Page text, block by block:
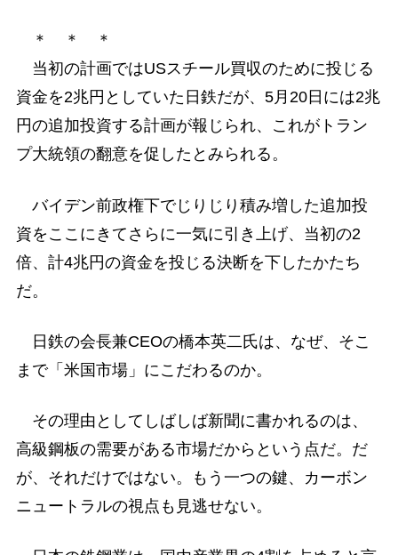
＊ ＊ ＊
当初の計画ではUSスチール買収のために投じる
資金を2兆円としていた日鉄だが、5月20日には2兆
円の追加投資する計画が報じられ、これがトラン
プ大統領の翻意を促したとみられる。
バイデン前政権下でじりじり積み増した追加投
資をここにきてさらに一気に引き上げ、当初の2
倍、計4兆円の資金を投じる決断を下したかたち
だ。
日鉄の会長兼CEOの橋本英二氏は、なぜ、そこ
まで「米国市場」にこだわるのか。
その理由としてしばしば新聞に書かれるのは、
高級鋼板の需要がある市場だからという点だ。だ
が、それだけではない。もう一つの鍵、カーボン
ニュートラルの視点も見逃せない。